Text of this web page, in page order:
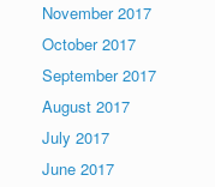
November 2017
October 2017
September 2017
August 2017
July 2017
June 2017